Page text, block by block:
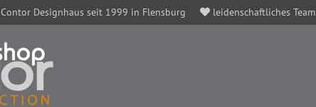
Contor Designhaus seit 1999 in Flensburg leidenschaftliches Team